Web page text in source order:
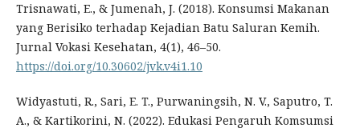
Trisnawati, E., & Jumenah, J. (2018). Konsumsi Makanan
yang Berisiko terhadap Kejadian Batu Saluran Kemih.
Jurnal Vokasi Kesehatan, 4(1), 46–50.
https://doi.org/10.30602/jvk.v4i1.10
Widyastuti, R., Sari, E. T., Purwaningsih, N. V., Saputro, T.
A., & Kartikorini, N. (2022). Edukasi Pengaruh Komsumsi